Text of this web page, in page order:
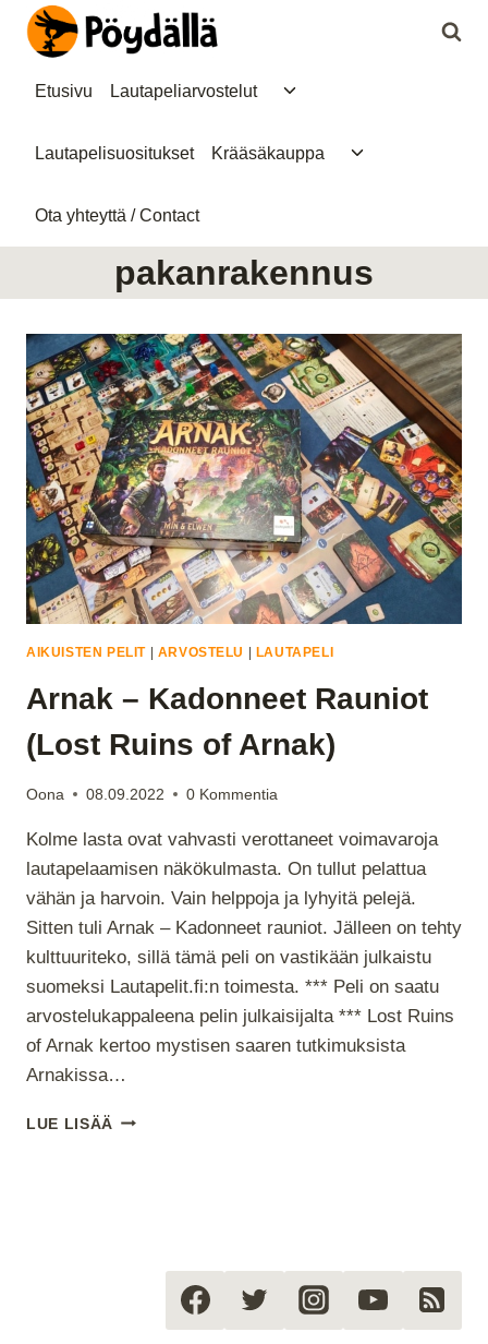
Siirry
sisältöön
Etusivu Lautapeliarvostelut
Lautapelisuositukset Krääsäkauppa
Ota yhteyttä / Contact
pakanrakennus
AIKUISTEN PELIT| ARVOSTELU LAUTAPELI
Arnak – Kadonneet Rauniot
(Lost Ruins of Arnak)
Oona 08.09.2022 0 Kommentia
Kolme lasta ovat vahvasti verottaneet voimavaroja
lautapelaamisen näkökulmasta. On tullut pelattua
vähän ja harvoin. Vain helppoja ja lyhyitä pelejä.
Sitten tuli Arnak – Kadonneet rauniot. Jälleen on tehty
kulttuuriteko, sillä tämä peli on vastikään julkaistu
suomeksi Lautapelit.fi:n toimesta. *** Peli on saatu
arvostelukappaleena pelin julkaisijalta *** Lost Ruins
of Arnak kertoo mystisen saaren tutkimuksista
Arnakissa…
LUE LISÄÄ ARNAK